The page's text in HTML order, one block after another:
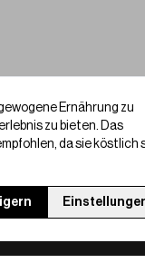
Ernährung zu
zu bieten. Das
da sie köstlich